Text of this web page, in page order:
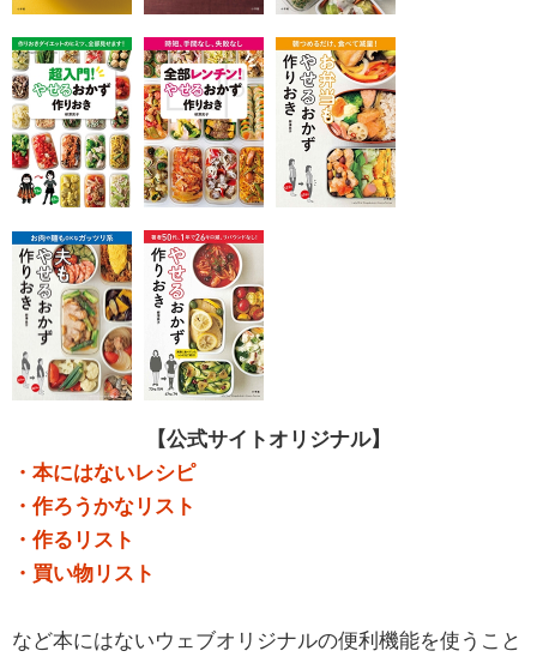
【公式サイトオリジナル】
・本にはないレシピ
・作ろうかなリスト
・作るリスト
・買い物リスト
など本にはないウェブオリジナルの便利機能を使うこと